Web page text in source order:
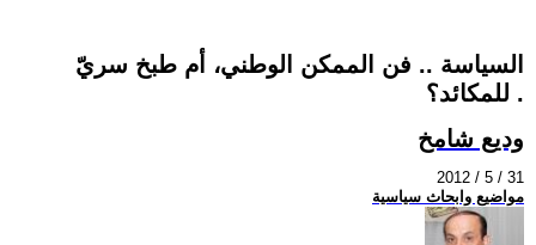
السياسة .. فن الممكن الوطني، أم طبخ سريّ
للمكائد؟ .
وديع شامخ
2012 / 5 / 31
مواضيع وابحاث سياسية